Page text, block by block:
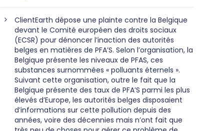
ClientEarth dépose une plainte contre la Belgique
devant le Comité européen des droits sociaux
(ECSR) pour dénoncer l’inaction des autorités
belges en matières de PFA’S. Selon l’organisation, la
Belgique présente les niveaux de PFAS, ces
substances surnommées « polluants éternels ».
Suivant cette organisation, outre le fait que la
Belgique présente des taux de PFA’S parmi les plus
élevés d’Europe, les autorités belges disposaient
d’informations sur cette pollution depuis des
années, voire des décennies mais n’ont fait que